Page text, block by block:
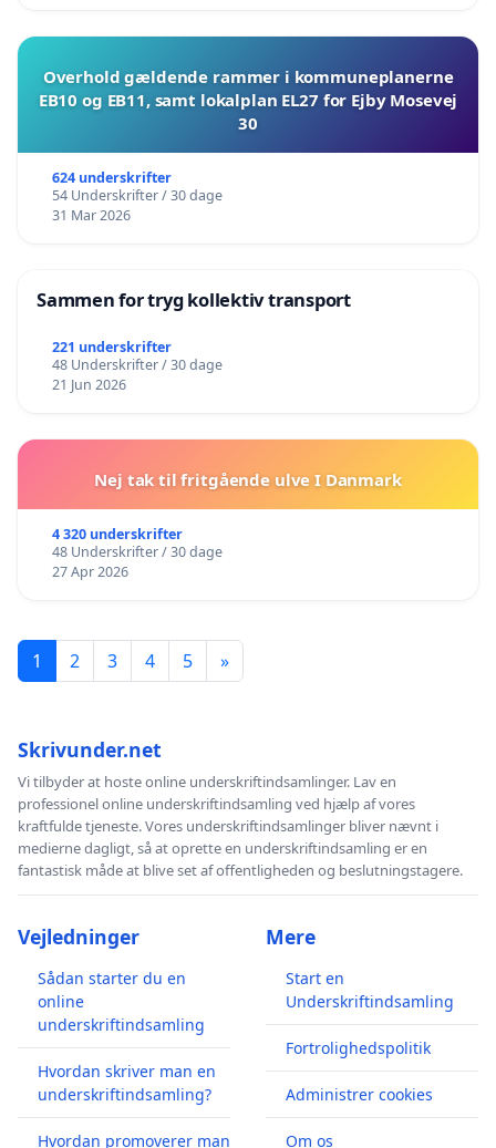
Overhold gældende rammer i kommuneplanerne
EB10 og EB11, samt lokalplan EL27 for Ejby Mosevej
30
624 underskrifter
54 Underskrifter / 30 dage
31 Mar 2026
Sammen for tryg kollektiv transport
221 underskrifter
48 Underskrifter / 30 dage
21 Jun 2026
Nej tak til fritgående ulve I Danmark
4 320 underskrifter
48 Underskrifter / 30 dage
27 Apr 2026
1 2 3 4 5 »
Skrivunder.net
Vi tilbyder at hoste online underskriftindsamlinger. Lav en
professionel online underskriftindsamling ved hjælp af vores
kraftfulde tjeneste. Vores underskriftindsamlinger bliver nævnt i
medierne dagligt, så at oprette en underskriftindsamling er en
fantastisk måde at blive set af offentligheden og beslutningstagere.
Vejledninger
Sådan starter du en
online
underskriftindsamling
Hvordan skriver man en
underskriftindsamling?
Hvordan promoverer man
Mere
Start en
Underskriftindsamling
Fortrolighedspolitik
Administrer cookies
Om os